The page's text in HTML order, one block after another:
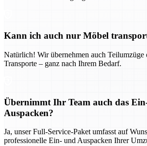
Kann ich auch nur Möbel
Natürlich! Wir übernehmen auch Teilumzüge
Transporte – ganz nach Ihrem Bedarf.
Übernimmt Ihr Team auch das
Auspacken?
Ja, unser Full-Service-Paket umfasst auf
professionelle Ein- und Auspacken Ihrer